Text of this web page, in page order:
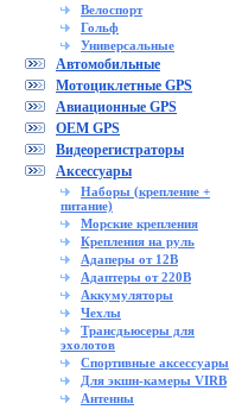
Велоспорт
Гольф
Универсальные
Автомобильные
Мотоциклетные GPS
Авиационные GPS
OEM GPS
Видеорегистраторы
Аксессуары
Наборы (крепление +
питание)
Морские крепления
Крепления на руль
Адаперы от 12В
Адаптеры от 220В
Аккумуляторы
Чехлы
Трансдьюсеры для
эхолотов
Спортивные аксессуары
Для экшн-камеры VIRB
Антенны